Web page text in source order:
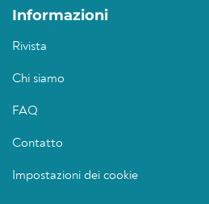
Informazioni
Rivista
Chi siamo
FAQ
Contatto
Impostazioni dei cookie